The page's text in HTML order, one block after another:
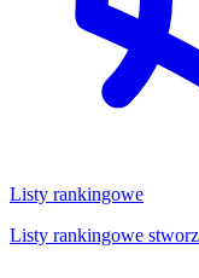
Listy rankingowe
Listy rankingowe